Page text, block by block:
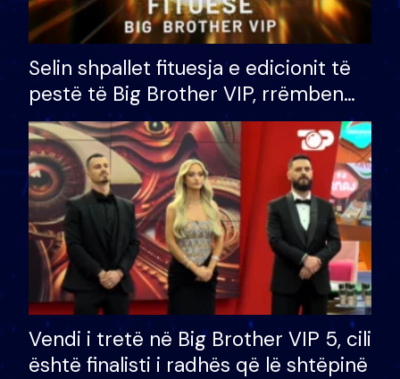
Selin shpallet fituesja e edicionit të
pestë të Big Brother VIP, rrëmben
çmimin e madh prej 100 mijë eurosh
Vendi i tretë në Big Brother VIP 5, cili
është finalisti i radhës që lë shtëpinë